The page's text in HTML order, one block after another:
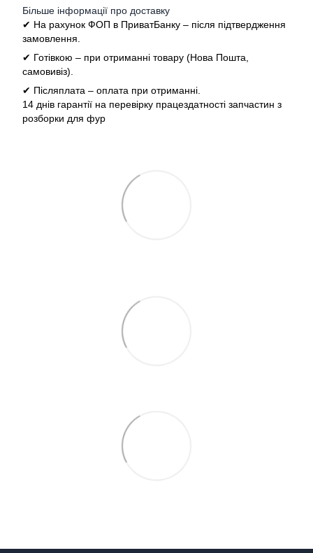
Більше інформації про доставку
✔ На рахунок ФОП в ПриватБанку – після підтвердження
замовлення.
✔ Готівкою – при отриманні товару (Нова Пошта,
самовивіз).
✔ Післяплата – оплата при отриманні.
14 днів гарантії на перевірку працездатності запчастин з
розборки для фур